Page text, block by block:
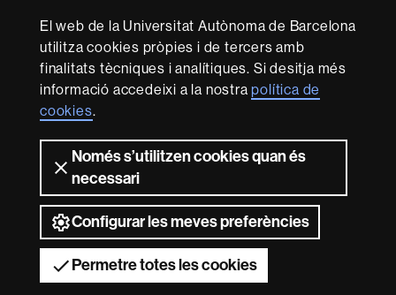
El web de la Universitat Autònoma de Barcelona
utilitza cookies pròpies i de tercers amb
finalitats tècniques i analítiques. Si desitja més
informació accedeixi a la nostrapolítica de
cookies.
Només s’utilitzen cookies quan és
necessari
Configurar les meves preferències
Permetre totes les cookies
Sobre
aquest
web
Avís legal Protecció de dades Sobre el
web
Mapa del web UAB
Som una universitat capdavantera que imparteix una
docència de qualitat i excel·lència, diversificada,
multidisciplinària i flexible, ajustada a les necessitats de
la societat i adaptada als nous models de l'Europa del
coneixement. La UAB és reconeguda internacionalment
per la qualitat i el caràcter innovador de la seva recerca.
2026 Universitat Autònoma de Barcelona